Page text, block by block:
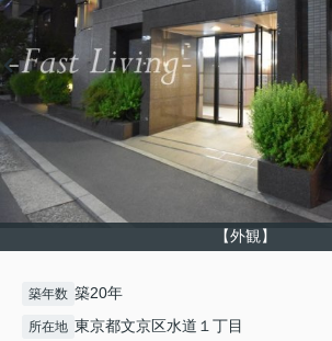
【外観】
築年数 築20年
所在地 東京都文京区水道１丁目